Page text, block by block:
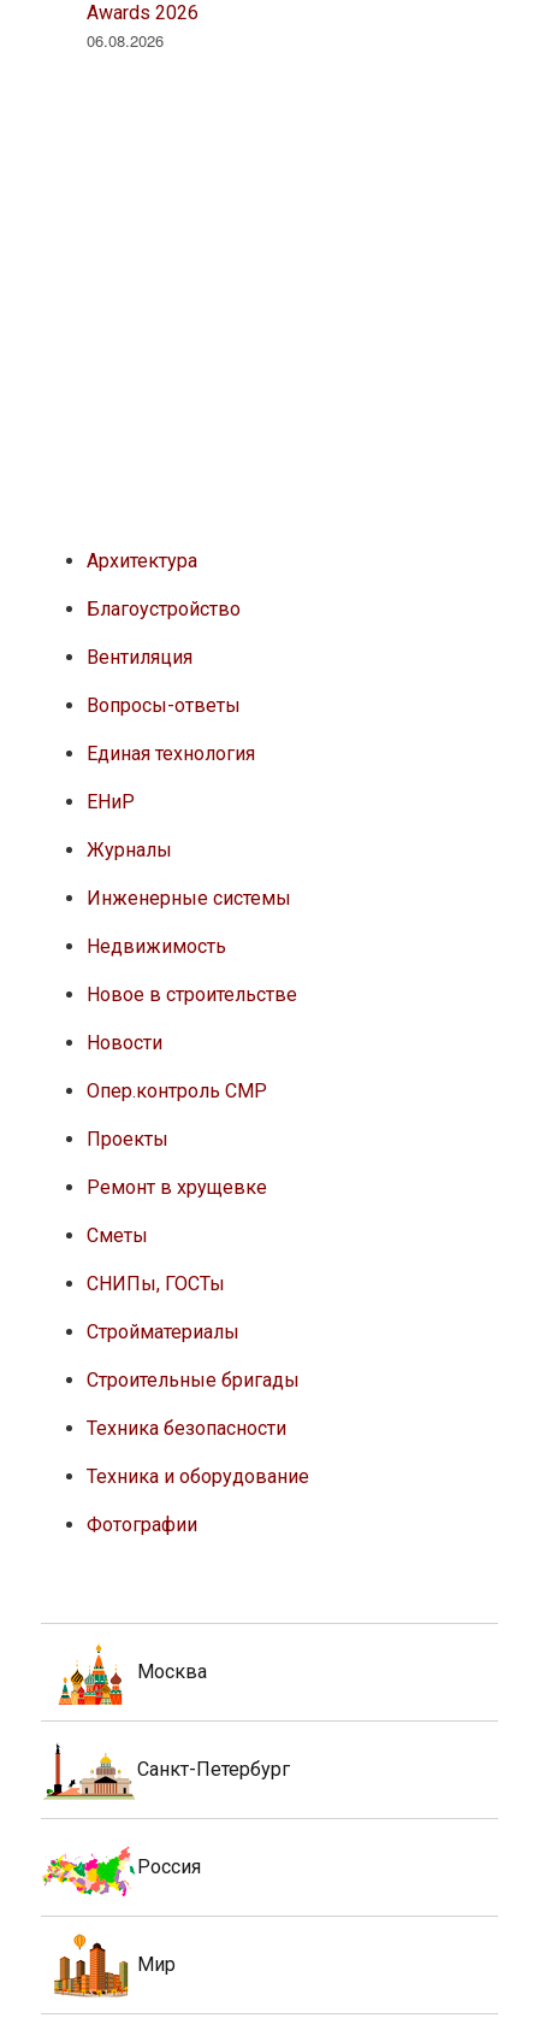
Awards 2026
06.08.2026
Архитектура
Благоустройство
Вентиляция
Вопросы-ответы
Единая технология
ЕНиР
Журналы
Инженерные системы
Недвижимость
Новое в строительстве
Новости
Опер.контроль СМР
Проекты
Ремонт в хрущевке
Сметы
СНИПы, ГОСТы
Стройматериалы
Строительные бригады
Техника безопасности
Техника и оборудование
Фотографии
Москва
Санкт-Петербург
Россия
Мир